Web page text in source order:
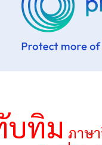
บทิม ภาษ